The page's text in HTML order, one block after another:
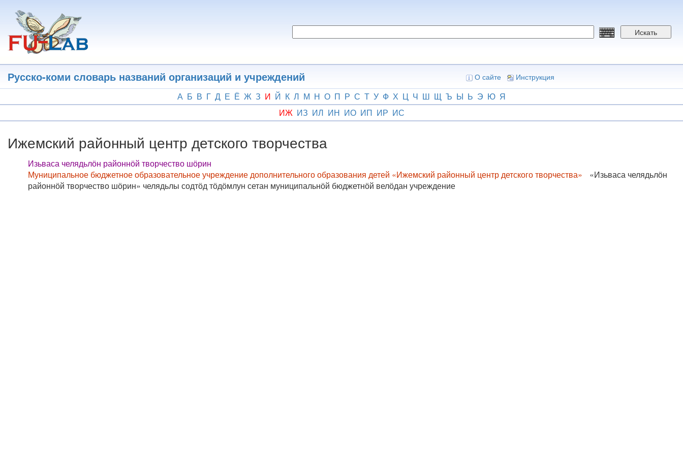
основному
содержанию
Искать
Русско-коми словарь названий организаций и учреждений О сайте Инструкция
А Б В Г Д Е Ё Ж З И Й К Л М Н О П Р С Т У Ф Х Ц Ч Ш Щ Ъ Ы Ь Э Ю Я
ИЖ ИЗ ИЛ ИН ИО ИП ИР ИС
Ижемский районный центр детского творчества
Изьваса челядьлӧн районнӧй творчество шӧрин
Муниципальное бюджетное образовательное учреждение дополнительного образования детей «Ижемский районный центр детского творчества»
«Изьваса челядьлӧн
районнӧй творчество шӧрин» челядьлы содтӧд тӧдӧмлун сетан муниципальнӧй бюджетнӧй велӧдан учреждение